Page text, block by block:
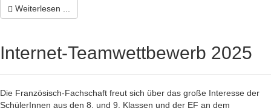
Weiterlesen ...
Internet-Teamwettbewerb 2025
Die Französisch-Fachschaft freut sich über das große Interesse der
SchülerInnen aus den 8. und 9. Klassen und der EF an dem